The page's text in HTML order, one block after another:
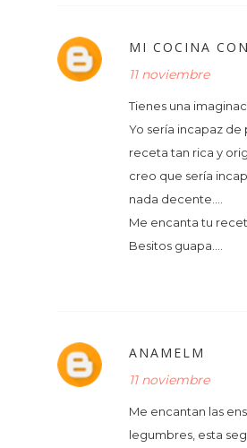
MI COCINA
11 noviembre
Tienes una
Yo sería incapaz
receta tan rica y
creo que sería
nada decente....
Me encanta tu
Besitos guapa....
ANAMELM
11 noviembre
Me encantan las
legumbres, esta